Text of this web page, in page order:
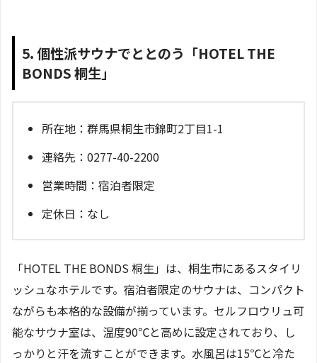
5. 個性派サウナでととのう「HOTEL THE
BONDS 桐生」
所在地：群馬県桐生市錦町2丁目1-1
連絡先：0277-40-2200
営業時間：宿泊者限定
定休日：なし
「HOTEL THE BONDS 桐生」は、桐生市にあるスタイリ
ッシュなホテルです。宿泊者限定のサウナは、コンパクト
ながらも本格的な設備が揃っています。セルフロウリュ可
能なサウナ室は、温度90℃と高めに設定されており、し
っかりと汗を流すことができます。水風呂は15℃と冷た